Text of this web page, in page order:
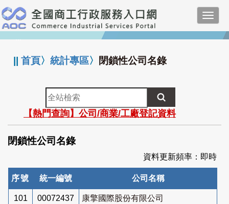
跳
到
主
要
:::
||首頁〉統計專區〉 閉鎖性公司名錄
全
站
檢
索
【熱門查詢】公司/商業/工廠登記資料
閉鎖性公司名錄
資料更新頻率：即時
序號 統一編號 公司名稱
101 00072437 康擎國際股份有限公司